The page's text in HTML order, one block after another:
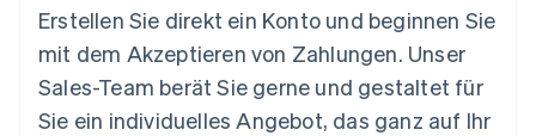
Erstellen Sie direkt ein Konto und beginnen Sie
mit dem Akzeptieren von Zahlungen. Unser
Sales-Team berät Sie gerne und gestaltet für
Sie ein individuelles Angebot, das ganz auf Ihr
English
Mexiko
Español English
Neuseeland
English